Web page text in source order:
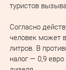
туристов
Согласно
человек может
литров. В
налог — 0,9